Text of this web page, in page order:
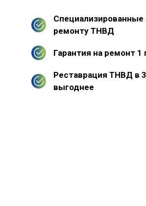
Специализированные
ремонту ТНВД
Гарантия на ремонт 1
Реставрация ТНВД в
выгоднее